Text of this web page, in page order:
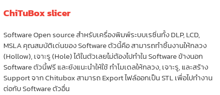
ChiTuBox slicer
Software Open source สำหรับเครื่องพิมพ์ระบบเรซิ่นทั้ง DLP, LCD,
MSLA คุณสมบัติเด่นของ Software ตัวนี้คือ สามารถทำชิ้นงานให้กลวง
(Hollow), เจาะรู (Hole) ได้ในตัวเลยไม่ต้องไปทำใน Software ข้างนอก
Software ตัวนี้ฟรี และยังแนะนำให้ใช้ ทำโมเดลให้กลวง, เจาะรู, และสร้าง
Support จาก Chitubox สามารถ Export ไฟล์ออกเป็น STL เพื่อไปทำงาน
ต่อกับ Software ตัวอื่น